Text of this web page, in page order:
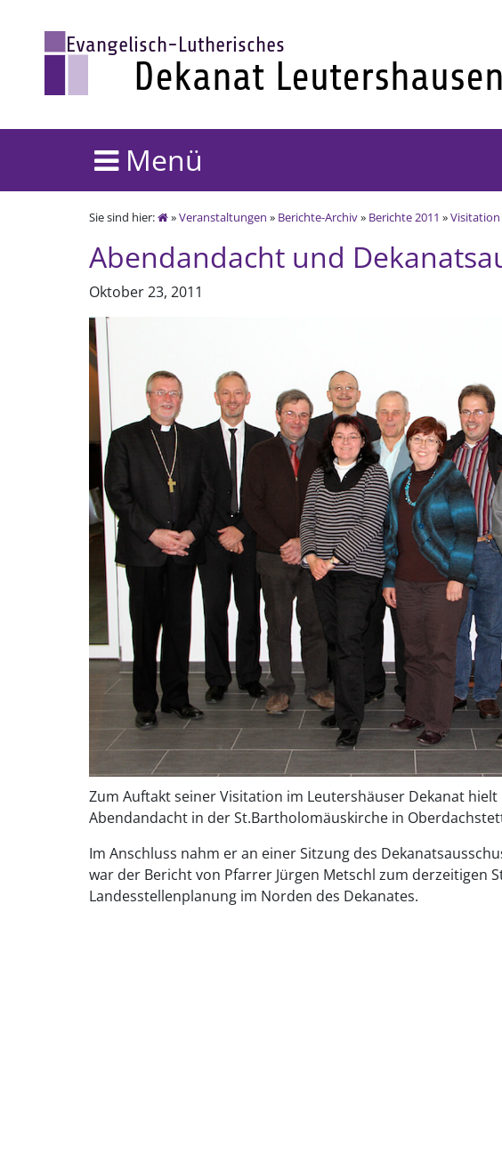
Menü
Sie sind hier: »Veranstaltungen » Berichte-Archiv» Berichte 2011 »Visitation
Abendandacht und
Oktober 23, 2011
Zum Auftakt seiner Visitation im Leutershäuser Dekanat
Abendandacht in der St.Bartholomäuskirche in
Im Anschluss nahm er an einer Sitzung des
war der Bericht von Pfarrer Jürgen Metschl zum derzeitigen
Landesstellenplanung im Norden des Dekanates.